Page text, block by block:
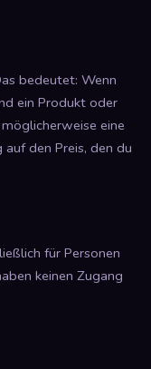
bedeutet: Wenn
ein Produkt oder
eine
den Preis, den du
für Personen
keinen Zugang